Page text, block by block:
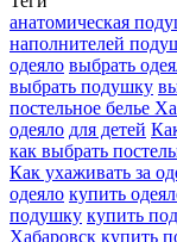
анатомическая
наполнителей
одеяло выбрать
выбрать подушку
постельное белье
одеяло для детей
как выбрать
Как ухаживать за
одеяло купить
подушку купить
Хабаровск купить